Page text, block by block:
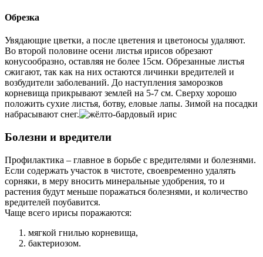
Обрезка
Увядающие цветки, а после цветения и цветоносы удаляют.
Во второй половине осени листья ирисов обрезают
конусообразно, оставляя не более 15см. Обрезанные листья
сжигают, так как на них остаются личинки вредителей и
возбудители заболеваний. До наступления заморозков
корневища прикрывают землей на 5-7 см. Сверху хорошо
положить сухие листья, ботву, еловые лапы. Зимой на посадки
набрасывают снег.
Болезни и вредители
Профилактика – главное в борьбе с вредителями и болезнями.
Если содержать участок в чистоте, своевременно удалять
сорняки, в меру вносить минеральные удобрения, то и
растения будут меньше поражаться болезнями, и количество
вредителей поубавится.
Чаще всего ирисы поражаются:
мягкой гнилью корневища,
бактериозом.